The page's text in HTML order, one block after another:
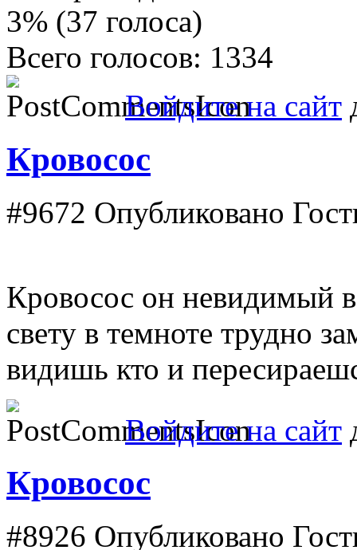
3% (37 голоса)
Всего голосов: 1334
Войдите на сайт
Кровосос
#9672 Опубликовано
Кровосос он невидимый
свету в темноте трудно
видишь кто и
Войдите на сайт
Кровосос
#8926 Опубликовано